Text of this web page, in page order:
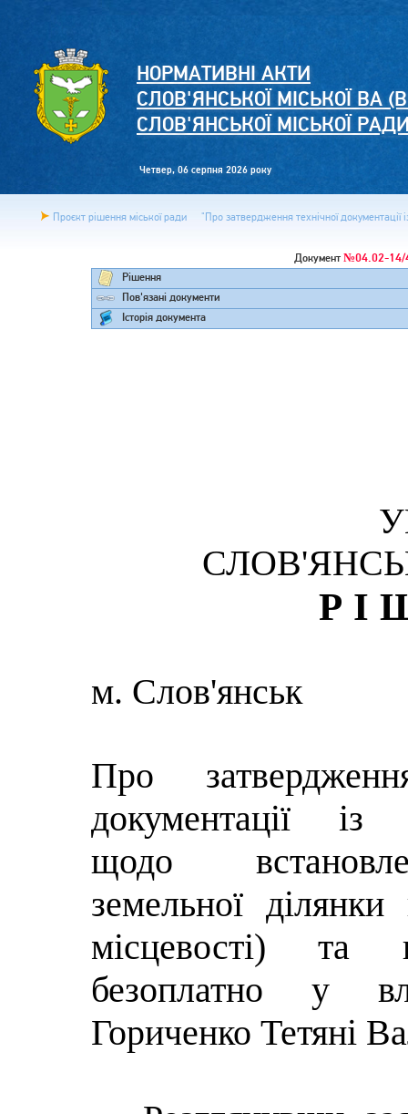
НОРМАТИВНІ АКТИ
СЛОВ'ЯНСЬКОЇ МІСЬКОЇ ВА
СЛОВ'ЯНСЬКОЇ МІСЬКОЇ
Четвер, 06 серпня 2026 року
Проєкт рішення міської ради "Про затвердження технічної
Документ №04.02-14/
Рішення
Пов'язані документи
Історія документа
м. Слов'янськ
Про
документації із
щодо
земельної
місцевості) та
безоплатно у
Гориченко Тетяні